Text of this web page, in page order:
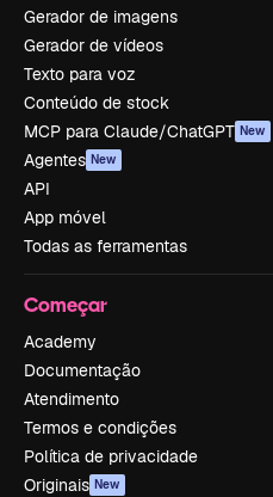
Gerador de imagens
Gerador de vídeos
Texto para voz
Conteúdo de stock
MCP para Claude/ChatGPT New
Agentes New
API
App móvel
Todas as ferramentas
Começar
Academy
Documentação
Atendimento
Termos e condições
Política de privacidade
Originais New